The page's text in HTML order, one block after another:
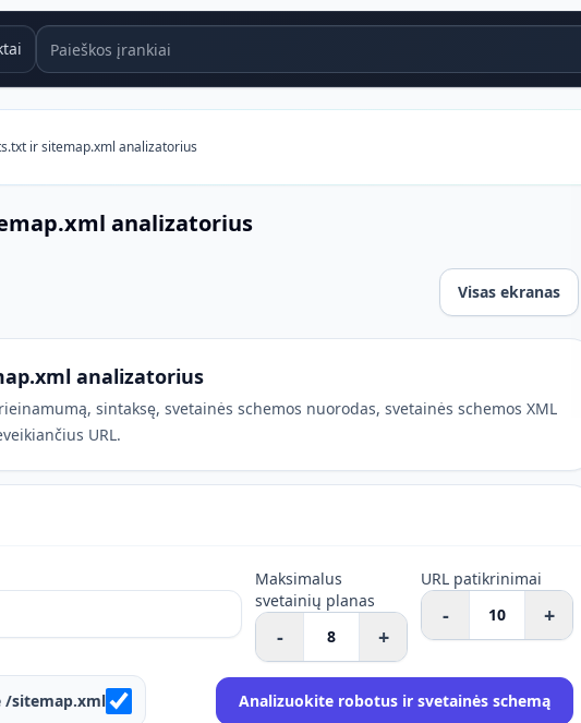
Paieškos įrankiai
ir sitemap.xml analizatorius
analizatorius
Visas ekranas
analizatorius
sintaksę, svetainės schemos nuorodas, svetainės schemos XML
URL.
Maksimalus
svetainių planas
- +
URL patikrinimai
- +
/sitemap.xml Analizuokite robotus ir svetainės schemą